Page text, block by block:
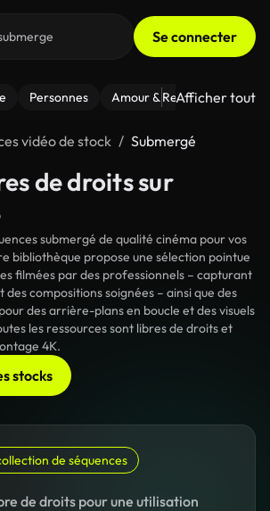
Se connecter
Personnes Amour & Relations Le
Afficher tout
vidéo de stock Submergé
de droits sur
submergé de qualité cinéma pour vos
bibliothèque propose une sélection pointue
filmées par des professionnels – capturant
compositions soignées – ainsi que des
des arrière-plans en boucle et des visuels
les ressources sont libres de droits et
4K.
stocks
de séquences
de droits pour une utilisation